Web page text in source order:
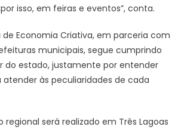
isso, em feiras e eventos”, conta.
de Economia Criativa, em parceria com
municipais, segue cumprindo
do estado, justamente por entender
atender às peculiaridades de cada
será realizado em Três Lagoas